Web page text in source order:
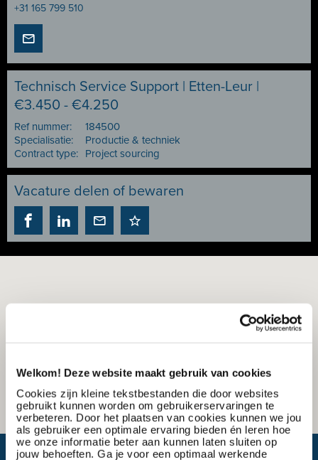
Welkom! Deze website maakt gebruik van cookies
Cookies zijn kleine tekstbestanden die door websites
gebruikt kunnen worden om gebruikerservaringen te
verbeteren. Door het plaatsen van cookies kunnen we jou
als gebruiker een optimale ervaring bieden én leren hoe
we onze informatie beter aan kunnen laten sluiten op
jouw behoeften. Ga je voor een optimaal werkende
+31 165 799 510
Technisch Service Support | Etten-Leur |
€3.450 - €4.250
Ref nummer:
184500
Specialisatie:
Productie & techniek
Contract type:
Project sourcing
Vacature delen of bewaren
Wat is mijn reistijd?